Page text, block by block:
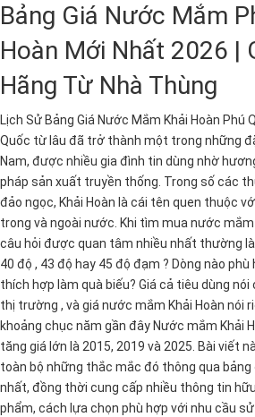
Bảng Giá Nước Mắm
Hoàn Mới Nhất 2026 |
Hãng Từ Nhà Thùng
Lịch Sử Bảng Giá Nước Mắm Khải Hoàn Phú
Quốc từ lâu đã trở thành một trong những
Nam, được nhiều gia đình tin dùng nhờ
pháp sản xuất truyền thống. Trong số các
đảo ngọc, Khải Hoàn là cái tên quen thuộc
trong và ngoài nước. Khi tìm mua nước
câu hỏi được quan tâm nhiều nhất thường
40 độ , 43 độ hay 45 độ đạm ? Dòng nào
thích hợp làm quà biếu? Giá cả tiêu dùng
thị trường , và giá nước mắm Khải Hoàn nói
khoảng chục năm gần đây Nước mắm Khải
tăng giá lớn là 2015, 2019 và 2025. Bài viết
toàn bộ những thắc mắc đó thông qua
nhất, đồng thời cung cấp nhiều thông tin
phẩm, cách lựa chọn phù hợp với nhu cầu